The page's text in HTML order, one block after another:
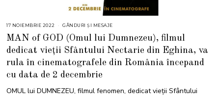
17 NOIEMBRIE 2022 GÂNDURI ȘI MESAJE
MAN of GOD (Omul lui Dumnezeu), filmul
dedicat vieții Sfântului Nectarie din Eghina, va
rula în cinematografele din România începand
cu data de 2 decembrie
OMUL lui DUMNEZEU, filmul fenomen, dedicat vieții Sfântului